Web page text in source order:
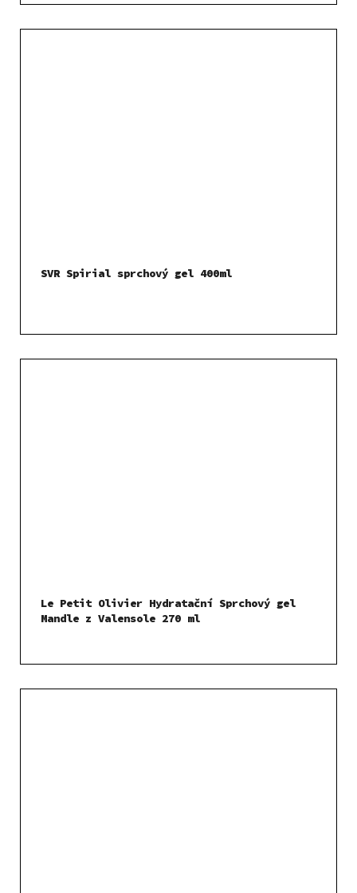
SVR Spirial sprchový gel 400ml
Le Petit Olivier Hydratační Sprchový gel
Mandle z Valensole 270 ml